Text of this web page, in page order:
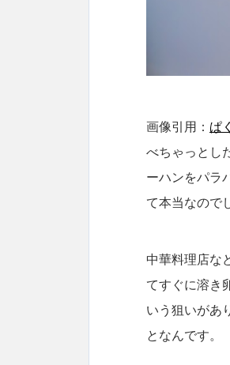
画像引用： ぱ
べちゃっとし
ーハンをパラ
て本当なので
中華料理店な
てすぐに溶き
いう狙いがあ
となんです。